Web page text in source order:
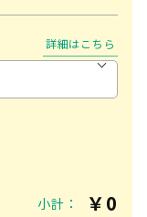
詳細はこちら
小計： ￥0